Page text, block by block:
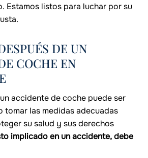
Estamos listos para luchar por su
DE UN
COCHE EN
accidente de coche puede ser
tomar las medidas adecuadas
su salud y sus derechos
implicado en un accidente, debe